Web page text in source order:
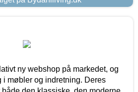
ny webshop på markedet, og
i møbler og indretning. Deres